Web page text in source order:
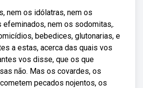
nem os idólatras, nem os
efeminados, nem os sodomitas,.
bebedices, glutonarias, e
a estas, acerca das quais vos
vos disse, que os que
não. Mas os covardes, os
pecados nojentos, os